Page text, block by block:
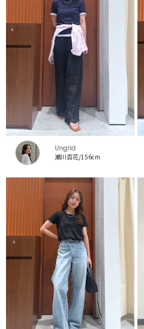
Ungrid
瀬川百花/156cm